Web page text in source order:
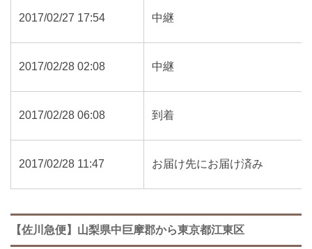
2017/02/27 17:54 中継
2017/02/28 02:08 中継
2017/02/28 06:08 到着
2017/02/28 11:47 お届け先にお届け済み
【佐川急便】山梨県中巨摩郡から東京都江東区